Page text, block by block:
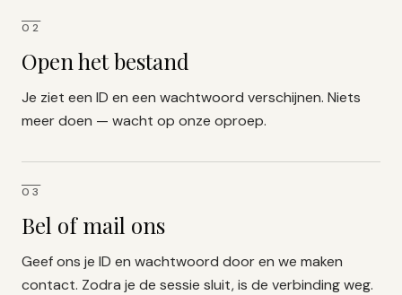
02
Open het bestand
Je ziet een ID en een wachtwoord verschijnen. Niets
meer doen — wacht op onze oproep.
03
Bel of mail ons
Geef ons je ID en wachtwoord door en we maken
contact. Zodra je de sessie sluit, is de verbinding weg.